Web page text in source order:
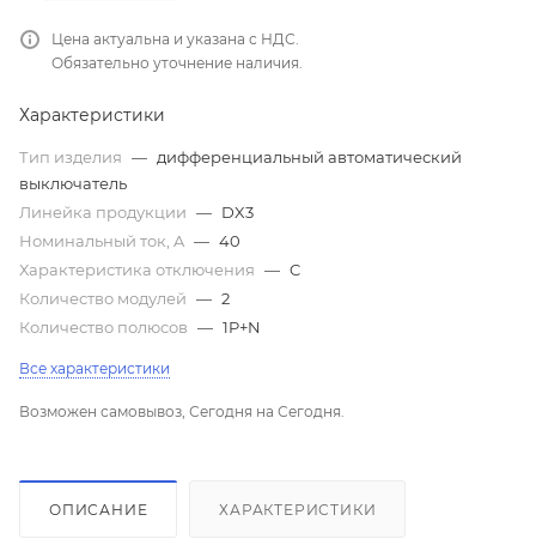
Цена актуальна и указана с НДС.
Обязательно уточнение наличия.
Характеристики
Тип изделия — дифференциальный автоматический
выключатель
Линейка продукции — DX3
Номинальный ток, A — 40
Характеристика отключения — C
Количество модулей — 2
Количество полюсов — 1P+N
Все характеристики
Возможен самовывоз, Сегодня на Сегодня.
ОПИСАНИЕ ХАРАКТЕРИСТИКИ